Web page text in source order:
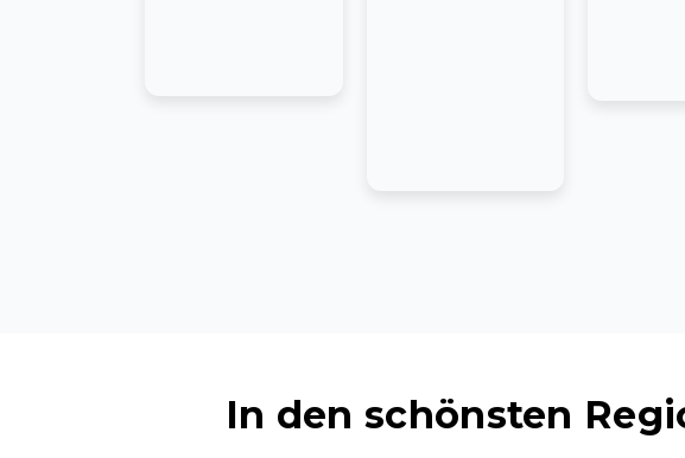
In den schönsten